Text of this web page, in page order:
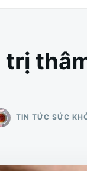
trị
TIN TỨC SỨC